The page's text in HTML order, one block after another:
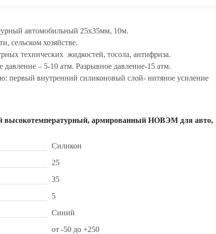
автомобильный 25x35мм, 10м.
сельском хозяйстве.
технических жидкостей, тосола, антифриза.
давление – 5-10 атм. Разрывное давление-15 атм.
первый внутренний силиконовый слой- нитяное усиление
высокотемпературный, армированный НОВЭМ для авто,
Силикон
25
35
5
Синий
от -50 до +250